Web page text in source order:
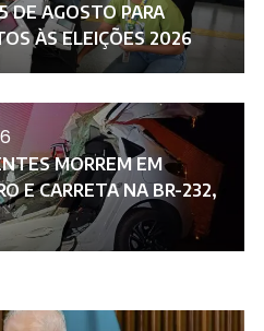
DE AGOSTO PARA
ÀS ELEIÇÕES 2026
MORREM EM
E CARRETA NA BR-232,